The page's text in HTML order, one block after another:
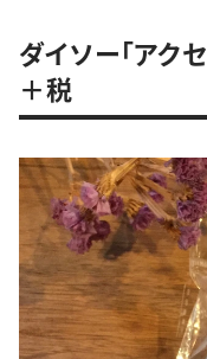
ダイソー「アク
＋税